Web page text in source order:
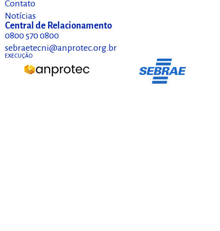
Contato
Notícias
Central de Relacionamento
0800 570 0800
sebraetecni@anprotec.org.br
EXECUÇÃO